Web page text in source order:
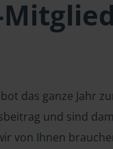
das ganze Jahr
und sind
von Ihnen